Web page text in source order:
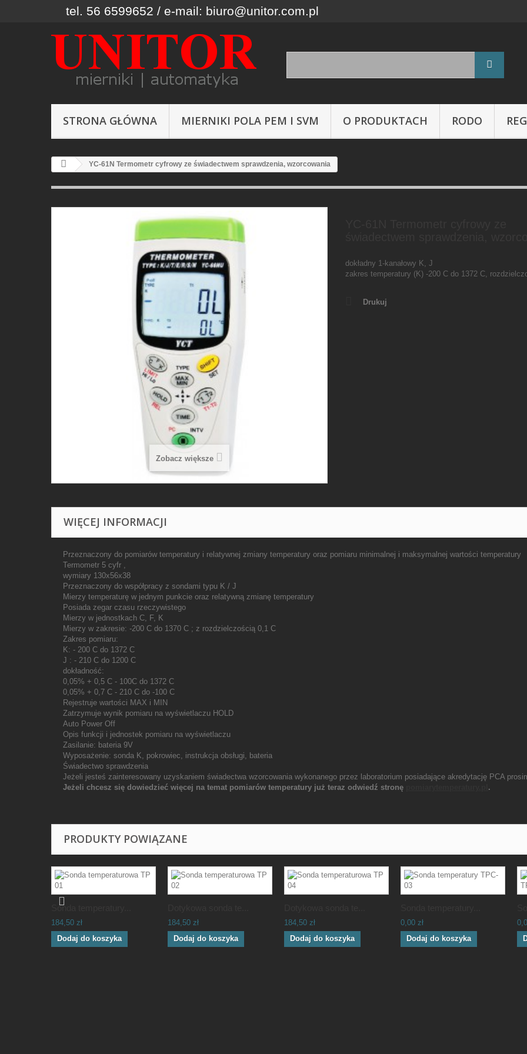
tel. 56 6599652 / e-mail: biuro@unitor.com.pl
STRONA GŁÓWNA MIERNIKI POLA PEM I SVM O PRODUKTACH RODO
YC-61N Termometr cyfrowy ze świadectwem sprawdzenia, wzorcowania
Zobacz większe
dokładny 1-kanałowy K, J
zakres temperatury (K) -200 C do 1372 C,
Drukuj
WIĘCEJ INFORMACJI
Przeznaczony do pomiarów temperatury i relatywnej zmiany temperatury oraz pomiaru minimalnej i maksymalnej wartości temperatury
Termometr 5 cyfr ,
wymiary 130x56x38
Przeznaczony do współpracy z sondami typu K / J
Mierzy temperaturę w jednym punkcie oraz relatywną zmianę temperatury
Posiada zegar czasu rzeczywistego
Mierzy w jednostkach C, F, K
Mierzy w zakresie: -200 C do 1370 C ; z rozdzielczością 0,1 C
Zakres pomiaru:
K: - 200 C do 1372 C
J : - 210 C do 1200 C
dokładność:
0,05% + 0,5 C - 100C do 1372 C
0,05% + 0,7 C - 210 C do -100 C
Rejestruje wartości MAX i MIN
Zatrzymuje wynik pomiaru na wyświetlaczu HOLD
Auto Power Off
Opis funkcji i jednostek pomiaru na wyświetlaczu
Zasilanie: bateria 9V
Wyposażenie: sonda K, pokrowiec, instrukcja obsługi, bateria
Świadectwo sprawdzenia
Jeżeli jesteś zainteresowany uzyskaniem świadectwa wzorcowania wykonanego przez laboratorium posiadające akredytację PCA
Jeżeli chcesz się dowiedzieć więcej na temat pomiarów temperatury już teraz odwiedź stronę
.
PRODUKTY POWIĄZANE
Sonda temperatury...
184,50 zł
Dodaj do koszyka
184,50 zł
Dodaj do koszyka
184,50 zł
Dodaj do koszyka
0,00 zł
Dodaj do koszyka